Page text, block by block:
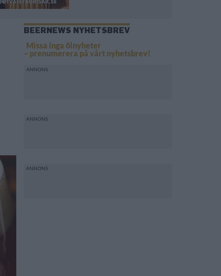
BEERNEWS NYHETSBREV
Missa inga ölnyheter
– prenumerera på vårt nyhetsbrev!